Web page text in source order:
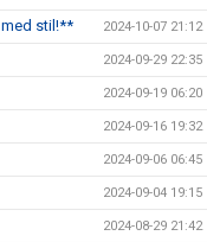
stil!** 2024-10-07 21:12
2024-09-29 22:35
2024-09-19 06:20
2024-09-16 19:32
2024-09-06 06:45
2024-09-04 19:15
2024-08-29 21:42